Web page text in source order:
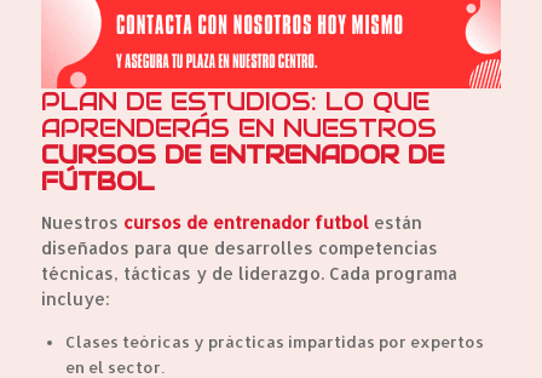
PLAN DE ESTUDIOS: LO QUE
APRENDERÁS EN NUESTROS
CURSOS DE ENTRENADOR DE
FÚTBOL
Nuestros cursos de entrenador futbolestán
diseñados para que desarrolles competencias
técnicas, tácticas y de liderazgo. Cada programa
incluye:
Clases teóricas y prácticas impartidas por expertos
en el sector.